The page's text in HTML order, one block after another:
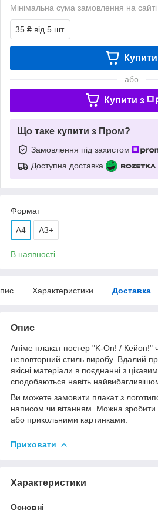
Мінімальна сума замовлення на
35 ₴ від 5 шт.
Купити
або
Купити з
Що таке купити з Пром?
Замовлення під захистом
Доступна доставка
Формат
A4 А3+
В наявності
Характеристики Доставка
Опис
Аніме плакат постер "K-On! / Кейон!"
неповторний стиль виробу. Вдалий
якісні матеріали в поєднанні з
сподобаються навіть
Ви можете замовити плакат з
написом чи вітанням. Можна зробити
або прикольними картинками.
Приховати
Характеристики
Основні